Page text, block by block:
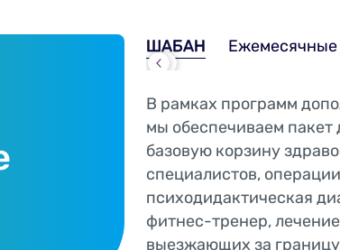
ШАБАН Ежемесячные
В рамках программ
мы обеспечиваем пакет
базовую корзину
специалистов,
психодидактическая
фитнес-тренер,
выезжающих за